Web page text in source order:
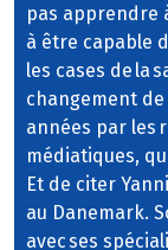
pas apprendre
à être capable
les cases de la
changement
années par les
médiatiques,
Et de citer
au Danemark.
avec ses